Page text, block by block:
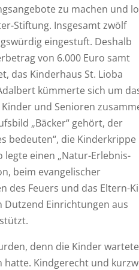
zu machen und
Stiftung. Insgesamt zwölf
eingestuft. Deshalb
von 6.000 Euro samt
das Kinderhaus St. Lioba
kümmerte sich um
und Senioren
„Bäcker“ gehört, der
bedeuten“, die Kinderkrippe
einen „Natur-Erlebnis-
beim evangelischer
des Feuers und das Eltern-
Dutzend Einrichtungen aus
denn die Kinder
hatte. Kindgerecht und